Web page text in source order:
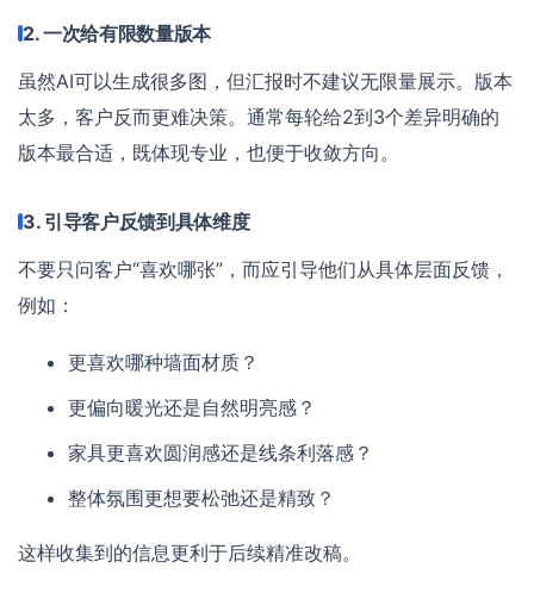
2. 一次给有限数量版本
虽然AI可以生成很多图，但汇报时不建议无限量展示。版本
太多，客户反而更难决策。通常每轮给2到3个差异明确的
版本最合适，既体现专业，也便于收敛方向。
3. 引导客户反馈到具体维度
不要只问客户“喜欢哪张”，而应引导他们从具体层面反馈，
例如：
更喜欢哪种墙面材质？
更偏向暖光还是自然明亮感？
家具更喜欢圆润感还是线条利落感？
整体氛围更想要松弛还是精致？
这样收集到的信息更利于后续精准改稿。